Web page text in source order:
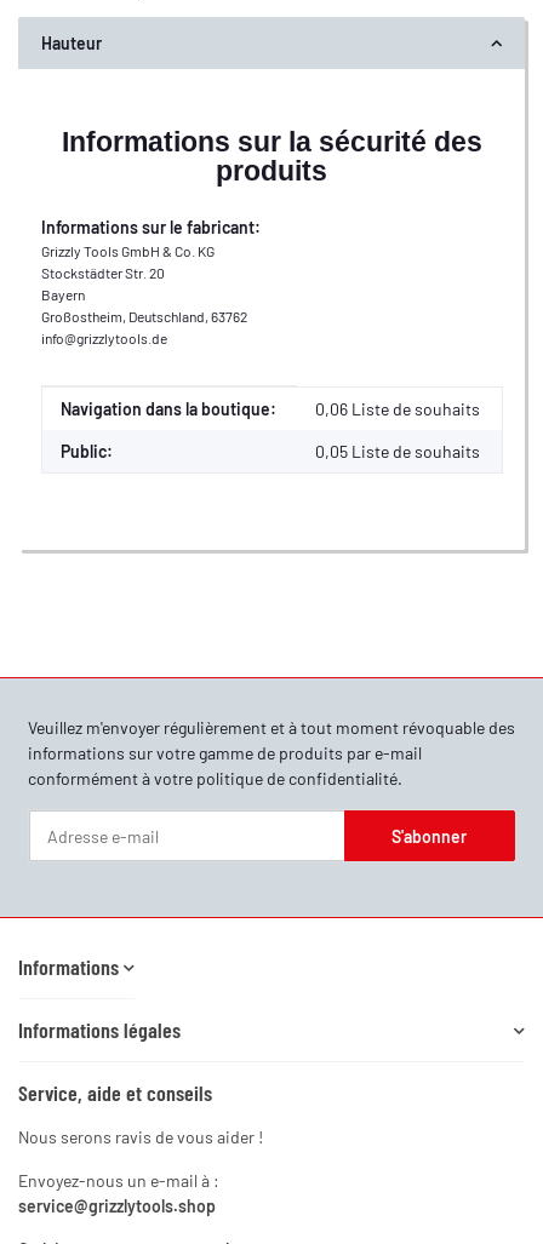
Hauteur
Informations sur la sécurité des
produits
Informations sur le fabricant:
Grizzly Tools GmbH & Co. KG
Stockstädter Str. 20
Bayern
Großostheim, Deutschland, 63762
info@grizzlytools.de
Valeur
Fabricant
Navigation dans la boutique: 0,06 Liste de souhaits
Public: 0,05 Liste de souhaits
Veuillez m'envoyer régulièrement et à tout moment révoquable des
informations sur votre gamme de produits par e-mail
conformément à votre politique de confidentialité.
S'abonner
Informations
Informations légales
Service, aide et conseils
Nous serons ravis de vous aider !
Envoyez-nous un e-mail à :
service@grizzlytools.shop